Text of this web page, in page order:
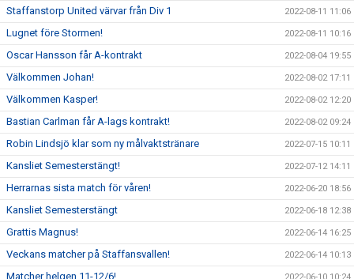
Staffanstorp United värvar från Div 1 2022-08-11 11:06
Lugnet före Stormen! 2022-08-11 10:16
Oscar Hansson får A-kontrakt 2022-08-04 19:55
Välkommen Johan! 2022-08-02 17:11
Välkommen Kasper! 2022-08-02 12:20
Bastian Carlman får A-lags kontrakt! 2022-08-02 09:24
Robin Lindsjö klar som ny målvaktstränare 2022-07-15 10:11
Kansliet Semesterstängt! 2022-07-12 14:11
Herrarnas sista match för våren! 2022-06-20 18:56
Kansliet Semesterstängt 2022-06-18 12:38
Grattis Magnus! 2022-06-14 16:25
Veckans matcher på Staffansvallen! 2022-06-14 10:13
Matcher helgen 11-12/6!